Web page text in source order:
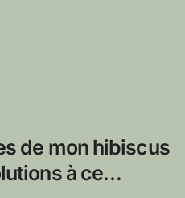
de mon hibiscus
à ce